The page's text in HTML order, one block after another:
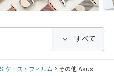
ケース・フィルム その他 Asus